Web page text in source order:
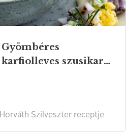
Gyömbéres
karfiolleves szusikarfiollal
Horváth Szilveszter receptje